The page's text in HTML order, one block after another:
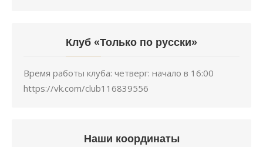
Клуб «Только по русски»
Время работы клуба: четверг: начало в 16:00
https://vk.com/club116839556
Наши координаты